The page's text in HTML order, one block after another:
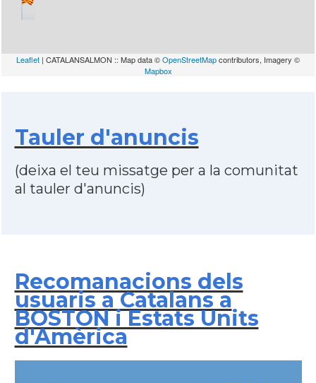
Leaflet | CATALANSALMON :: Map data ©OpenStreetMapcontributors, Imagery ©
Mapbox
Tauler d'anuncis
(deixa el teu missatge per a la comunitat
al tauler d'anuncis)
Recomanacions dels
usuaris a Catalans a
BOSTON i Estats Units
d'Amèrica